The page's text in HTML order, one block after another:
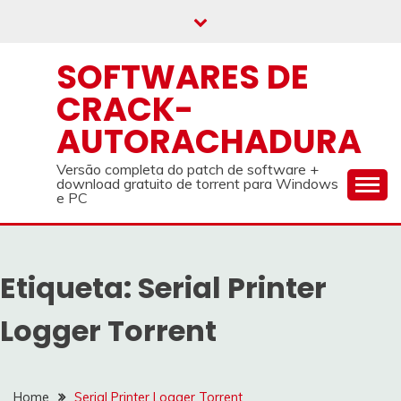
SOFTWARES DE
CRACK-
AUTORACHADURA
Versão completa do patch de software +
download gratuito de torrent para Windows
e PC
Etiqueta: Serial Printer
Logger Torrent